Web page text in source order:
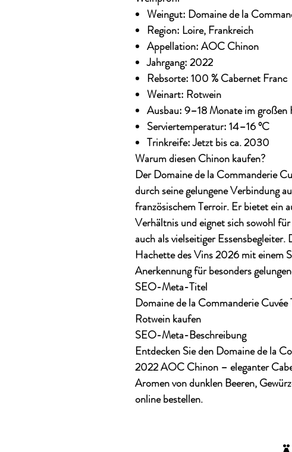
Weingut: Domaine de la
Region: Loire, Frankreich
Appellation:AOC Chinon
Jahrgang:2022
Rebsorte:100 % Cabernet Franc
Weinart: Rotwein
Ausbau:9–18 Monate im großen
Serviertemperatur:14–16 °C
Trinkreife:Jetzt bis ca. 2030
Warum diesen Chinon kaufen?
Der Domaine de la Commanderie
durch seine gelungene Verbindung
französischem Terroir. Er bietet ein
Verhältnis und eignet sich sowohl
auch als vielseitiger
Hachette des Vins 2026 miteinem
Anerkennung für besonders
SEO-Meta-Titel
Domaine de la Commanderie
Rotwein kaufen
SEO-Meta-Beschreibung
Entdecken Sie den Domaine de la
2022 AOC Chinon – eleganter
Aromen von dunklen Beeren,
online bestellen.